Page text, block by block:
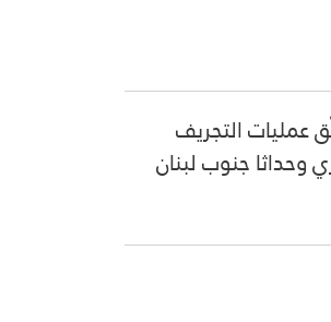
عمليات التجريف
وحداثا جنوب لبنان